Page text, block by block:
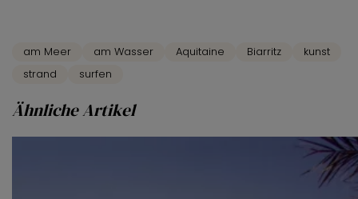
am Meer am Wasser Aquitaine Biarritz
kunst
strand
surfen
Ähnliche Artikel